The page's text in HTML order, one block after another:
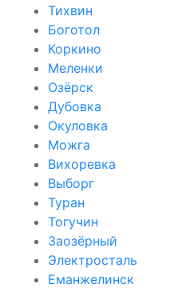
Тихвин
Боготол
Коркино
Меленки
Озёрск
Дубовка
Окуловка
Можга
Вихоревка
Выборг
Туран
Тогучин
Заозёрный
Электросталь
Еманжелинск